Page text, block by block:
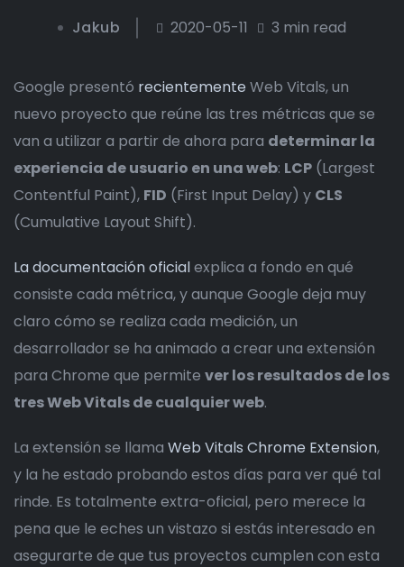
Jakub 2020-05-11 3 min read
Google presentó recientemente Web Vitals, un
nuevo proyecto que reúne las tres métricas que se
van a utilizar a partir de ahora para determinar la
experiencia de usuario en una web: LCP (Largest
Contentful Paint), FID (First Input Delay) y CLS
(Cumulative Layout Shift).
La documentación oficialexplica a fondo en qué
consiste cada métrica, y aunque Google deja muy
claro cómo se realiza cada medición, un
desarrollador se ha animado a crear una extensión
para Chrome que permite ver los resultados de los
tres Web Vitals de cualquier web.
La extensión se llama Web Vitals Chrome Extension,
y la he estado probando estos días para ver qué tal
rinde. Es totalmente extra-oficial, pero merece la
pena que le eches un vistazo si estás interesado en
asegurarte de que tus proyectos cumplen con esta